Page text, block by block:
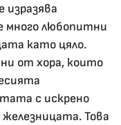
изразява
много любопитни
като цяло.
от хора, които
с искрено
Това